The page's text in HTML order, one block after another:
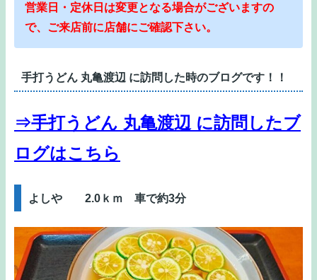
営業日・定休日は変更となる場合がございますの
で、ご来店前に店舗にご確認下さい。
手打うどん 丸亀渡辺 に訪問した時のブログです！！
⇒手打うどん 丸亀渡辺 に訪問したブ
ログはこちら
よしや 2.0ｋｍ 車で約3分